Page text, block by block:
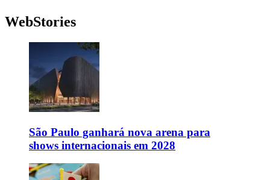
WebStories
São Paulo ganhará nova arena para
shows internacionais em 2028